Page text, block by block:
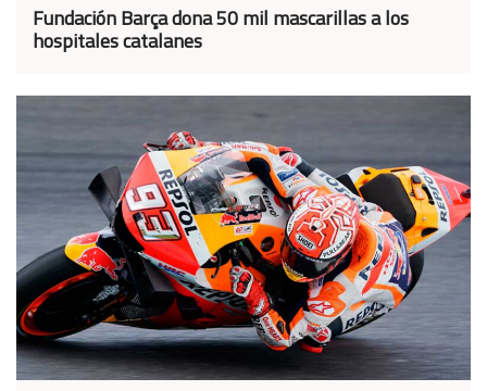
Fundación Barça dona 50 mil mascarillas a los
hospitales catalanes